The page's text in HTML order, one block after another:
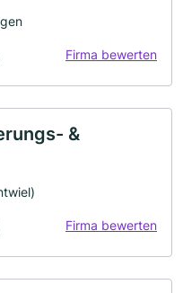
Firma bewerten
&
Firma bewerten